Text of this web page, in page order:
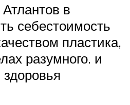
в
себестоимость
пластика,
разумного. и